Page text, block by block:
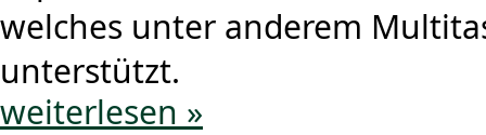
welches unter anderem
unterstützt.
weiterlesen »